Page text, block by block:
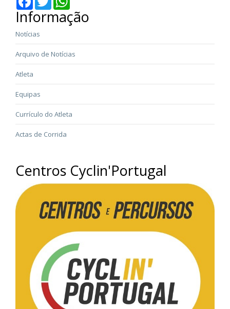
Informação
Notícias
Arquivo de Notícias
Atleta
Equipas
Currículo do Atleta
Actas de Corrida
Centros Cyclin'Portugal